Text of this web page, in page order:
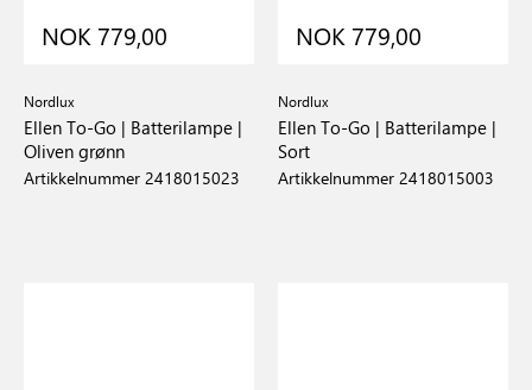
NOK 779,00
Nordlux
Ellen To-Go | Batterilampe |
Oliven grønn
Artikkelnummer 2418015023
NOK 779,00
Nordlux
Ellen To-Go | Batterilampe |
Sort
Artikkelnummer 2418015003